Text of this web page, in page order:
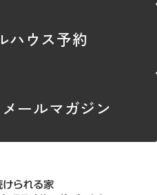
ハウス予約
ールマガジン